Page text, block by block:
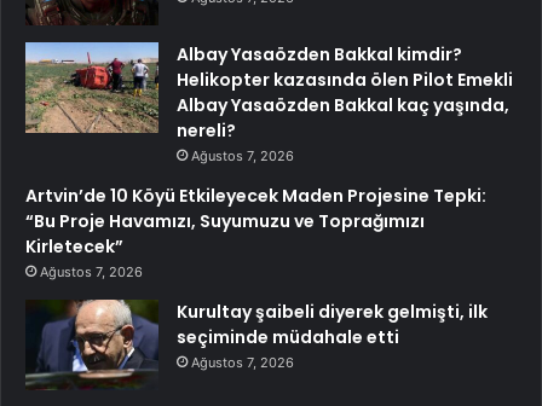
Albay Yasaözden Bakkal kimdir?
Helikopter kazasında ölen Pilot Emekli
Albay Yasaözden Bakkal kaç yaşında,
nereli?
Ağustos 7, 2026
Artvin’de 10 Köyü Etkileyecek Maden Projesine Tepki:
“Bu Proje Havamızı, Suyumuzu ve Toprağımızı
Kirletecek”
Ağustos 7, 2026
Kurultay şaibeli diyerek gelmişti, ilk
seçiminde müdahale etti
Ağustos 7, 2026